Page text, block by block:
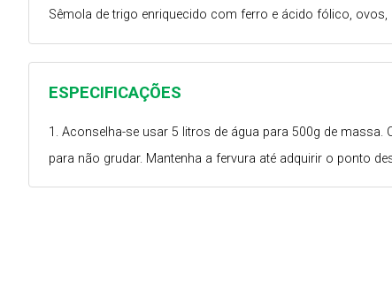
ESPECIFICAÇÕES
1. Aconselha-se usar 5 litros de água para 500g de
para não grudar. Mantenha a fervura até adquirir o ponto
Sêmola de trigo enriquecido com ferro e ácido fólico,